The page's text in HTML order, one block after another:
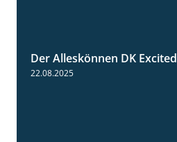
Der Alleskönnen DK Excited
22.08.2025